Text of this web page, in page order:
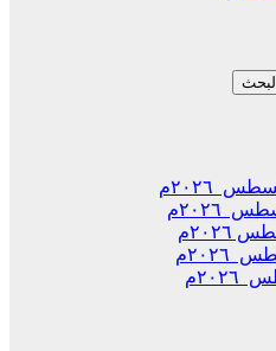
البحث